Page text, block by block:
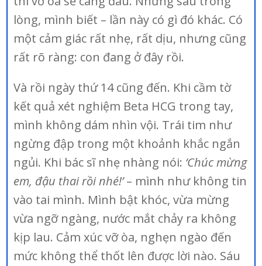
lòng, mình biết – lần này có gì đó khác. Có
một cảm giác rất nhẹ, rất dịu, nhưng cũng
rất rõ ràng: con đang ở đây rồi.
Và rồi ngày thứ 14 cũng đến. Khi cầm tờ
kết quả xét nghiệm Beta HCG trong tay,
mình không dám nhìn vội. Trái tim như
ngừng đập trong một khoảnh khắc ngắn
ngủi. Khi bác sĩ nhẹ nhàng nói: ‘Chúc mừng
em, đậu thai rồi nhé!’– mình như không tin
vào tai mình. Mình bật khóc, vừa mừng
vừa ngỡ ngàng, nước mắt chảy ra không
kịp lau. Cảm xúc vỡ òa, nghẹn ngào đến
mức không thể thốt lên được lời nào. Sáu